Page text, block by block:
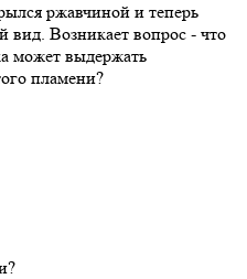
ржавчиной и теперь
вид. Возникает вопрос - что
может выдержать
пламени?